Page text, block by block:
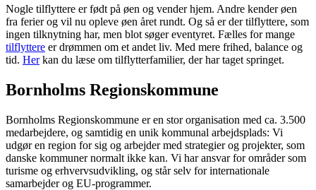
Nogle tilflyttere er født på øen og vender hjem. Andre kender øen
fra ferier og vil nu opleve øen året rundt. Og så er der tilflyttere, som
ingen tilknytning har, men blot søger eventyret. Fælles for mange
tilflyttere er drømmen om et andet liv. Med mere frihed, balance og
tid. Herkan du læse om tilflytterfamilier, der har taget springet.
Bornholms Regionskommune
Bornholms Regionskommune er en stor organisation med ca. 3.500
medarbejdere, og samtidig en unik kommunal arbejdsplads: Vi
udgør en region for sig og arbejder med strategier og projekter, som
danske kommuner normalt ikke kan. Vi har ansvar for områder som
turisme og erhvervsudvikling, og står selv for internationale
samarbejder og EU-programmer.